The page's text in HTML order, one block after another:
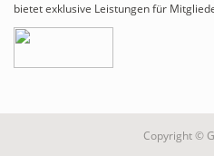
bietet exklusive Leistungen für
Copyright ©